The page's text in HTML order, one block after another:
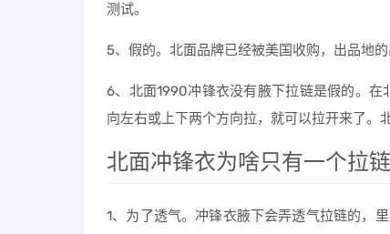
测试。
5、假的。北面品牌已经被美国收购，出品地
6、北面1990冲锋衣没有腋下拉链是假的。
向左右或上下两个方向拉，就可以拉开来了。
北面冲锋衣为啥只有一个拉
1、为了透气。冲锋衣腋下会弄透气拉链的，